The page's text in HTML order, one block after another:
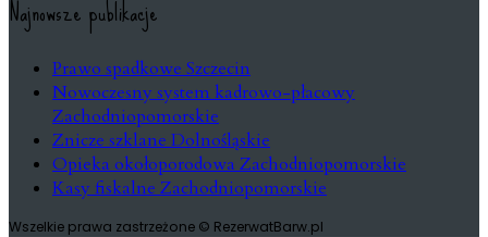
Najnowsze publikacje
Prawo spadkowe Szczecin
Nowoczesny system kadrowo-płacowy
Zachodniopomorskie
Znicze szklane Dolnośląskie
Opieka okołoporodowa Zachodniopomorskie
Kasy fiskalne Zachodniopomorskie
Wszelkie prawa zastrzeżone © RezerwatBarw.pl